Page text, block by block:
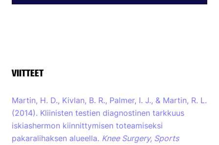
VIITTEET
Martin, H. D., Kivlan, B. R., Palmer, I. J., & Martin, R. L.
(2014). Kliinisten testien diagnostinen tarkkuus
iskiashermon kiinnittymisen toteamiseksi
pakaralihaksen alueella. Knee Surgery, Sports